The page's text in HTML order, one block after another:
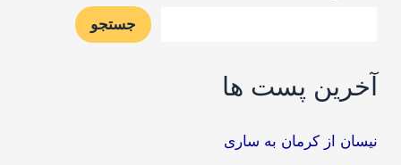
جستجو
آخرین پست ها
نیسان از کرمان به ساری